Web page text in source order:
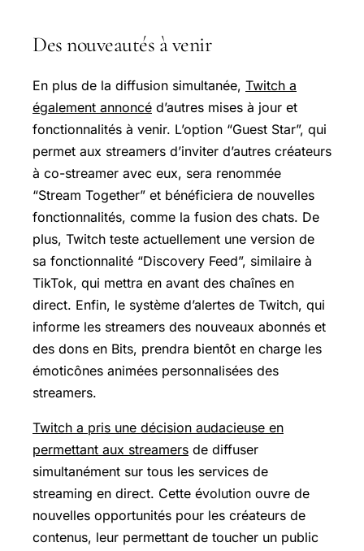
Des nouveautés à venir
En plus de la diffusion simultanée, Twitch a
également annoncé d’autres mises à jour et
fonctionnalités à venir. L’option “Guest Star”, qui
permet aux streamers d’inviter d’autres créateurs
à co-streamer avec eux, sera renommée
“Stream Together” et bénéficiera de nouvelles
fonctionnalités, comme la fusion des chats. De
plus, Twitch teste actuellement une version de
sa fonctionnalité “Discovery Feed”, similaire à
TikTok, qui mettra en avant des chaînes en
direct. Enfin, le système d’alertes de Twitch, qui
informe les streamers des nouveaux abonnés et
des dons en Bits, prendra bientôt en charge les
émoticônes animées personnalisées des
streamers.
Twitch a pris une décision audacieuse en
permettant aux streamers de diffuser
simultanément sur tous les services de
streaming en direct. Cette évolution ouvre de
nouvelles opportunités pour les créateurs de
contenus, leur permettant de toucher un public